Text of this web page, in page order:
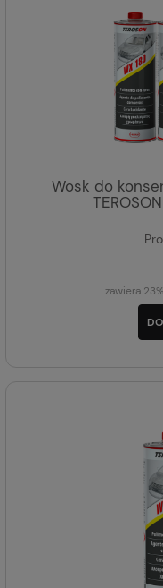
Wosk do
zawiera